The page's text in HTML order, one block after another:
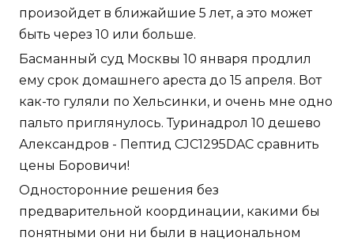
произойдет в ближайшие 5 лет, а это может
быть через 10 или больше.
Басманный суд Москвы 10 января продлил
ему срок домашнего ареста до 15 апреля. Вот
как-то гуляли по Хельсинки, и очень мне одно
пальто приглянулось. Туринадрол 10 дешево
Александров - Пептид CJC1295DAC сравнить
цены Боровичи!
Односторонние решения без
предварительной координации, какими бы
понятными они ни были в национальном